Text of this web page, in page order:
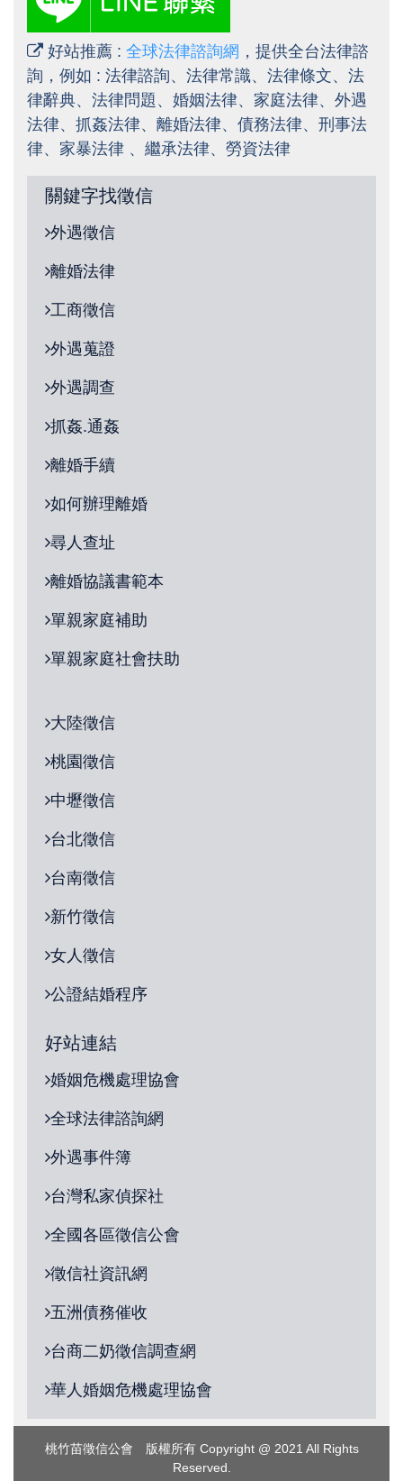
好站推薦 : 全球法律諮詢網 ，提供全台法律諮
詢，例如 : 法律諮詢、 法律常識、 法律條文、 法
律辭典、 法律問題 、 婚姻法律、 家庭法律、 外遇
法律、 抓姦法律、 離婚法律、 債務法律、刑事法
律、 家暴法律 、繼承法律、勞資法律
關鍵字找徵信
外遇徵信
離婚法律
工商徵信
外遇蒐證
外遇調查
抓姦.通姦
離婚手續
如何辦理離婚
尋人查址
離婚協議書範本
單親家庭補助
單親家庭社會扶助
大陸徵信
桃園徵信
中壢徵信
台北徵信
台南徵信
新竹徵信
女人徵信
公證結婚程序
好站連結
婚姻危機處理協會
全球法律諮詢網
外遇事件簿
台灣私家偵探社
全國各區徵信公會
徵信社資訊網
五洲債務催收
台商二奶徵信調查網
華人婚姻危機處理協會
桃竹苗徵信公會 版權所有 Copyright @ 2021 All Rights
Reserved.